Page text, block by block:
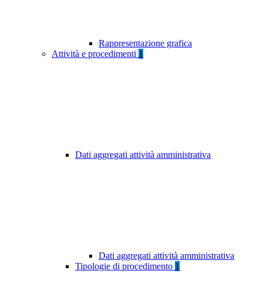
Rappresentazione grafica
Attività e procedimenti 1
Dati aggregati attività amministrativa
Dati aggregati attività amministrativa
Tipologie di procedimento 1